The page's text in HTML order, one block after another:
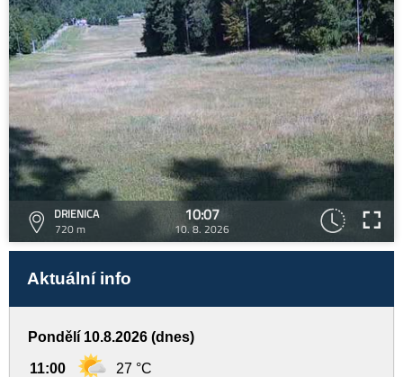
DRIENICA
720 m
10:07
10. 8. 2026
Aktuální info
Pondělí 10.8.2026 (dnes)
11:00 27 °C